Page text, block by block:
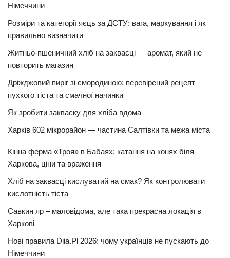
Німеччини
Розміри та категорії яєць за ДСТУ: вага, маркування і як
правильно визначити
Житньо-пшеничний хліб на заквасці — аромат, який не
повторить магазин
Дріжджовий пиріг зі смородиною: перевірений рецепт
пухкого тіста та смачної начинки
Як зробити закваску для хліба вдома
Харків 602 мікрорайон — частина Салтівки та межа міста
Кінна ферма «Троя» в Бабаях: катання на конях біля
Харкова, ціни та враження
Хліб на заквасці кислуватий на смак? Як контролювати
кислотність тіста
Савкин яр – маловідома, але така прекрасна локація в
Харкові
Нові правила Diia.Pl 2026: чому українців не пускають до
Німеччини